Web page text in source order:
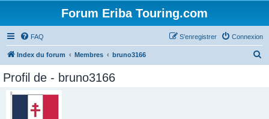
Forum Eriba Touring.com
FAQ Connexion
S’enregistrer
Index du forum Membres bruno3166
Profil de - bruno3166